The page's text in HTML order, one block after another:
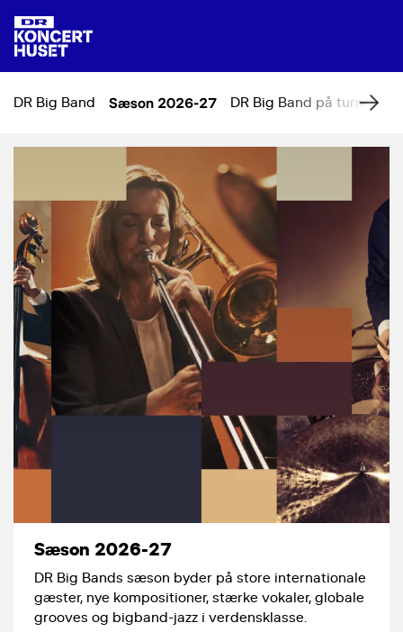
DR Big Band Sæson 2026-27 DR Big Band på turné
Sæson 2026-27
DR Big Bands sæson byder på store internationale
gæster, nye kompositioner, stærke vokaler, globale
grooves og bigband-jazz i verdensklasse.